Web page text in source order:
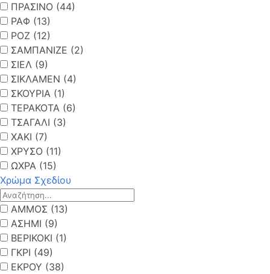
ΠΡΑΣΙΝΟ (44)
ΡΑΦ (13)
ΡΟΖ (12)
ΣΑΜΠΑΝΙΖΕ (2)
ΣΙΕΛ (9)
ΣΙΚΛΑΜΕΝ (4)
ΣΚΟΥΡΙΑ (1)
ΤΕΡΑΚΟΤΑ (6)
ΤΣΑΓΑΛΙ (3)
ΧΑΚΙ (7)
ΧΡΥΣΟ (11)
ΩΧΡΑ (15)
Χρώμα Σχεδίου
ΑΜΜΟΣ (13)
ΑΣΗΜΙ (9)
ΒΕΡΙΚΟΚΙ (1)
ΓΚΡΙ (49)
ΕΚΡΟΥ (38)